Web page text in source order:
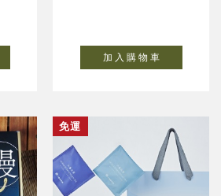
加 入 購 物 車
免運